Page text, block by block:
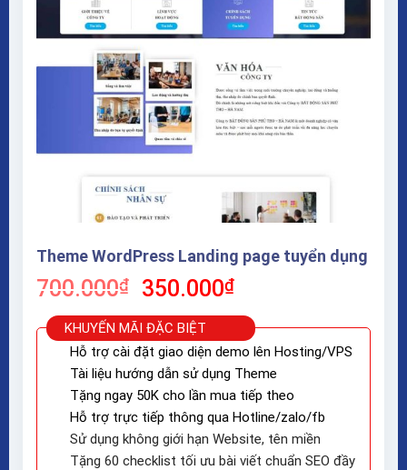
Theme WordPress Landing page tuyển dụng
700.000₫
Giá
gốc
là:
700.000₫.
350.000₫Giá
hiện
tại
là:
350.000₫.
KHUYẾN MÃI ĐẶC BIỆT
Hỗ trợ cài đặt giao diện demo lên Hosting/VPS
Tài liệu hướng dẫn sử dụng Theme
Tặng ngay 50K cho lần mua tiếp theo
Hỗ trợ trực tiếp thông qua Hotline/zalo/fb
Sử dụng không giới hạn Website, tên miền
Tặng 60 checklist tối ưu bài viết chuẩn SEO đầy